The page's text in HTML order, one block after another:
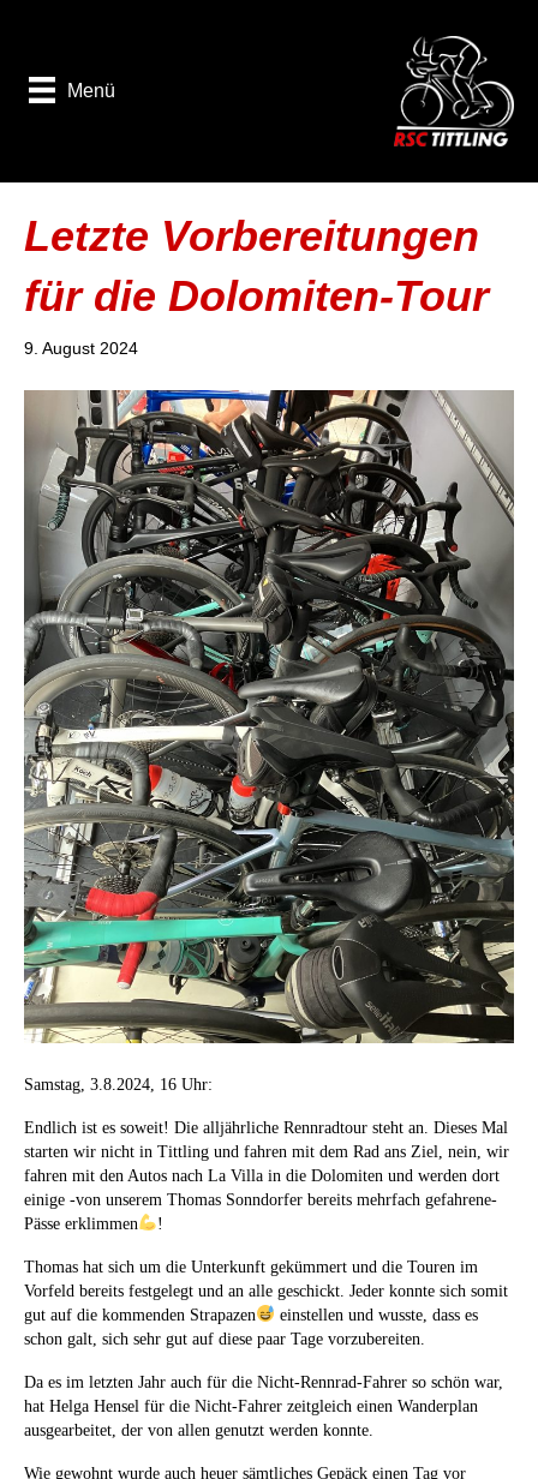
Menü
Letzte Vorbereitungen
für die Dolomiten-Tour
9. August 2024
Samstag, 3.8.2024, 16 Uhr:
Endlich ist es soweit! Die alljährliche Rennradtour steht an. Dieses Mal
starten wir nicht in Tittling und fahren mit dem Rad ans Ziel, nein, wir
fahren mit den Autos nach La Villa in die Dolomiten und werden dort
einige -von unserem Thomas Sonndorfer bereits mehrfach gefahrene-
Pässe erklimmen
!
Thomas hat sich um die Unterkunft gekümmert und die Touren im
Vorfeld bereits festgelegt und an alle geschickt. Jeder konnte sich somit
gut auf die kommenden Strapazen
einstellen und wusste, dass es
schon galt, sich sehr gut auf diese paar Tage vorzubereiten.
Da es im letzten Jahr auch für die Nicht-Rennrad-Fahrer so schön war,
hat Helga Hensel für die Nicht-Fahrer zeitgleich einen Wanderplan
ausgearbeitet, der von allen genutzt werden konnte.
Wie gewohnt wurde auch heuer sämtliches Gepäck einen Tag vor